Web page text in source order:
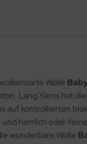
Wolle
Lang Yarns hat
auf kontrollierten
herrlich edel-
wunderbare Wolle